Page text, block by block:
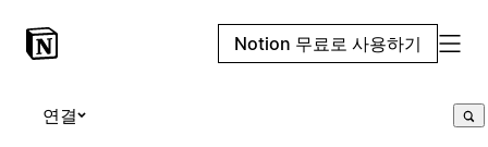
Notion 무료로 사용하기
연결